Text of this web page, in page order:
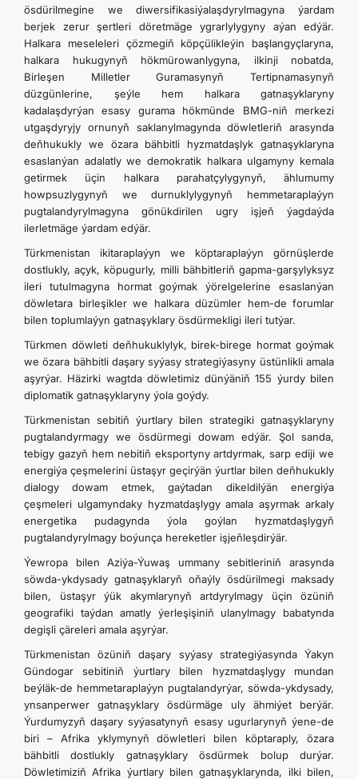
ösdürilmegine we diwersifikasiýalaşdyrylmagyna ýardam
berjek zerur şertleri döretmäge ygrarlylygyny aýan edýär.
Halkara meseleleri çözmegiň köpçülikleýin başlangyçlaryna,
halkara hukugynyň hökmürowanlygyna, ilkinji nobatda,
Birleşen Milletler Guramasynyň Tertipnamasynyň
düzgünlerine, şeýle hem halkara gatnaşyklaryny
kadalaşdyrýan esasy gurama hökmünde BMG-niň merkezi
utgaşdyryjy ornunyň saklanylmagynda döwletleriň arasynda
deňhukukly we özara bähbitli hyzmatdaşlyk gatnaşyklaryna
esaslanýan adalatly we demokratik halkara ulgamyny kemala
getirmek üçin halkara parahatçylygynyň, ählumumy
howpsuzlygynyň we durnuklylygynyň hemmetaraplaýyn
pugtalandyrylmagyna gönükdirilen ugry işjeň ýagdaýda
ilerletmäge ýardam edýär.
Türkmenistan ikitaraplaýyn we köptaraplaýyn görnüşlerde
dostlukly, açyk, köpugurly, milli bähbitleriň gapma-garşylyksyz
ileri tutulmagyna hormat goýmak ýörelgelerine esaslanýan
döwletara birleşikler we halkara düzümler hem-de forumlar
bilen toplumlaýyn gatnaşyklary ösdürmekligi ileri tutýar.
Türkmen döwleti deňhukuklylyk, birek-birege hormat goýmak
we özara bähbitli daşary syýasy strategiýasyny üstünlikli amala
aşyrýar. Häzirki wagtda döwletimiz dünýäniň 155 ýurdy bilen
diplomatik gatnaşyklaryny ýola goýdy.
Türkmenistan sebitiň ýurtlary bilen strategiki gatnaşyklaryny
pugtalandyrmagy we ösdürmegi dowam edýär. Şol sanda,
tebigy gazyň hem nebitiň eksportyny artdyrmak, sarp ediji we
energiýa çeşmelerini üstaşyr geçirýän ýurtlar bilen deňhukukly
dialogy dowam etmek, gaýtadan dikeldilýän energiýa
çeşmeleri ulgamyndaky hyzmatdaşlygy amala aşyrmak arkaly
energetika pudagynda ýola goýlan hyzmatdaşlygyň
pugtalandyrylmagy boýunça hereketler işjeňleşdirýär.
Ýewropa bilen Aziýa-Ýuwaş ummany sebitleriniň arasynda
söwda-ykdysady gatnaşyklaryň oňaýly ösdürilmegi maksady
bilen, üstaşyr ýük akymlarynyň artdyrylmagy üçin özüniň
geografiki taýdan amatly ýerleşişiniň ulanylmagy babatynda
degişli çäreleri amala aşyrýar.
Türkmenistan özüniň daşary syýasy strategiýasynda Ýakyn
Gündogar sebitiniň ýurtlary bilen hyzmatdaşlygy mundan
beýläk-de hemmetaraplaýyn pugtalandyrýar, söwda-ykdysady,
ynsanperwer gatnaşyklary ösdürmäge uly ähmiýet berýär.
Ýurdumyzyň daşary syýasatynyň esasy ugurlarynyň ýene-de
biri – Afrika yklymynyň döwletleri bilen köptaraply, özara
bähbitli dostlukly gatnaşyklary ösdürmek bolup durýar.
Döwletimiziň Afrika ýurtlary bilen gatnaşyklarynda, ilki bilen,